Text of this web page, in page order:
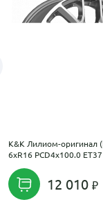
K&K Лилиом-оригинал
6xR16 PCD4x100.0
12 010